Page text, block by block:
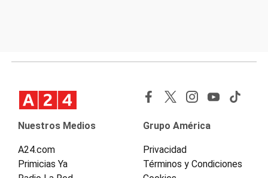
Nuestros Medios
A24.com
Primicias Ya
Grupo América
Privacidad
Términos y Condiciones